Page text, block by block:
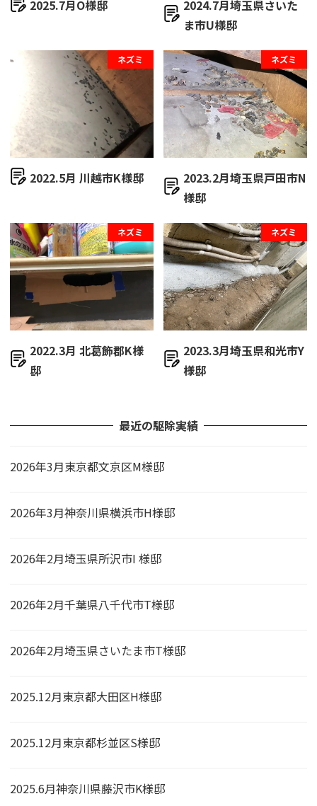
2025.7月O様邸
2024.7月埼玉県さいた
ま市U様邸
ネズミ
2022.5月 川越市K様邸
ネズミ
2023.2月埼玉県戸田市N
様邸
ネズミ
2022.3月 北葛飾郡K様
邸
ネズミ
2023.3月埼玉県和光市Y
様邸
最近の駆除実績
2026年3月東京都文京区M様邸
2026年3月神奈川県横浜市H様邸
2026年2月埼玉県所沢市I 様邸
2026年2月千葉県八千代市T様邸
2026年2月埼玉県さいたま市T様邸
2025.12月東京都大田区H様邸
2025.12月東京都杉並区S様邸
2025.6月神奈川県藤沢市K様邸